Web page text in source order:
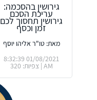
גירושין בהסכמה:
עריכת הסכם
גירושין תחסוך לכם
זמן וכסף
מאת: טו"ר אליהו יוסף
01/08/2021 8:32:39
AM | צפיות: 320